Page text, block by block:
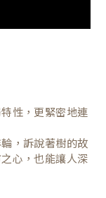
性，更緊密地連
，訴說著樹的故
心，也能讓人深